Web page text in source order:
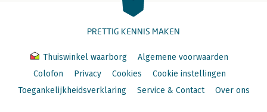
PRETTIG KENNIS MAKEN
Thuiswinkel waarborg
Algemene voorwaarden
Colofon
Privacy Cookies
Cookie instellingen
Toegankelijkheidsverklaring
Service & Contact Over ons